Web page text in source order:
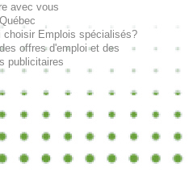
avec vous
choisir Emplois spécialisés?
offres d'emploi et des
publicitaires